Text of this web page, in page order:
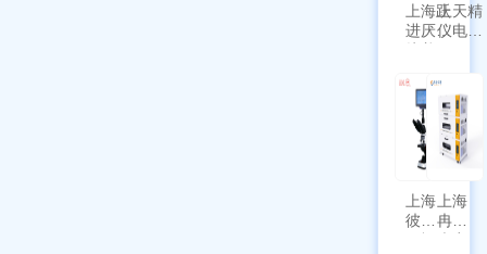
上海跃
进厌氧
培养箱
III-T
上天精
仪电子
带审计
追踪功
能
上海
彼爱
姆视
上海
冉绘
大容